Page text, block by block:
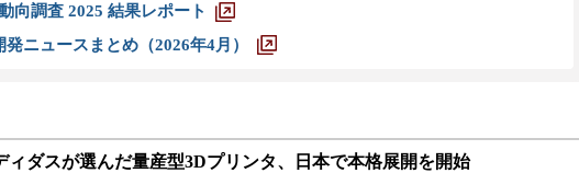
向調査 2025 結果レポート
ニュースまとめ（2026年4月）
ィダスが選んだ量産型3Dプリンタ、日本で本格展開を開始